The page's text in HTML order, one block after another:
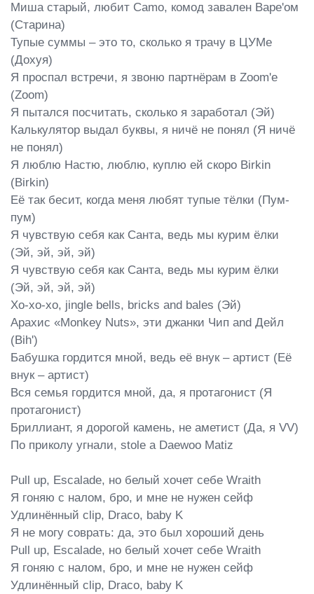
Миша старый, любит Camo, комод завален Bape'ом
(Старина)
Тупые суммы – это то, сколько я трачу в ЦУМе
(Дохуя)
Я проспал встречи, я звоню партнёрам в Zoom'е
(Zoom)
Я пытался посчитать, сколько я заработал (Эй)
Калькулятор выдал буквы, я ничё не понял (Я ничё
не понял)
Я люблю Настю, люблю, куплю ей скоро Birkin
(Birkin)
Её так бесит, когда меня любят тупые тёлки (Пум-
пум)
Я чувствую себя как Санта, ведь мы курим ёлки
(Эй, эй, эй, эй)
Я чувствую себя как Санта, ведь мы курим ёлки
(Эй, эй, эй, эй)
Хо-хо-хо, jingle bells, bricks and bales (Эй)
Арахис «Monkey Nuts», эти джанки Чип and Дейл
(Bih')
Бабушка гордится мной, ведь её внук – артист (Её
внук – артист)
Вся семья гордится мной, да, я протагонист (Я
протагонист)
Бриллиант, я дорогой камень, не аметист (Да, я VV)
По приколу угнали, stole a Daewoo Matiz
Pull up, Escalade, но белый хочет себе Wraith
Я гоняю с налом, бро, и мне не нужен сейф
Удлинённый clip, Draco, baby K
Я не могу соврать: да, это был хороший день
Pull up, Escalade, но белый хочет себе Wraith
Я гоняю с налом, бро, и мне не нужен сейф
Удлинённый clip, Draco, baby K